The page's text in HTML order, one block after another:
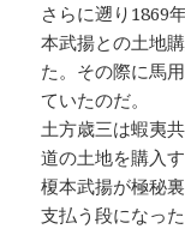
さらに遡り1869
本武揚との土地
た。その際に馬
ていたのだ。
土方歳三は蝦夷
道の土地を購入
榎本武揚が極秘
支払う段になっ